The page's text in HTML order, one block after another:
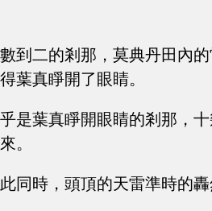
到二的剎那，莫典丹田內
葉真睜開了眼睛。
是葉真睜開眼睛的剎那，
。
同時，頭頂的天雷準時的